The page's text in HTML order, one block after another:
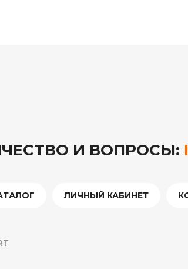
И ВОПРОСЫ:
ЛИЧНЫЙ КАБИНЕТ